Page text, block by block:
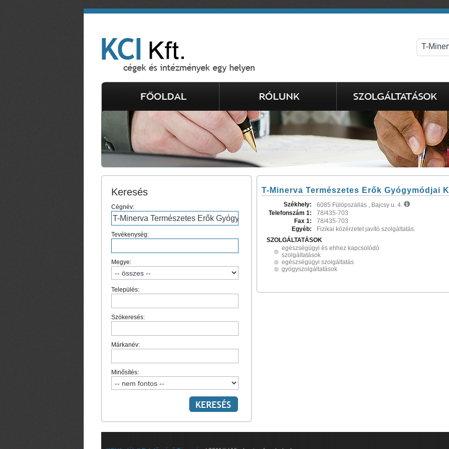
Keresés
Cégnév:
Tevékenység:
Megye:
Település:
Szókeresés:
Márkanév:
Minősítés:
T-Minerva Természetes Erők Gyógymódjai
Székhely:
6085 Fülöpszállás , Bajcsy u. 4.
Telefonszám 1:
78/435-703
Fax 1:
78/435-703
Egyéb:
Fizikai közérzetet javító szolgáltatás.
SZOLGÁLTATÁSOK
egészségügyi és ehhez kapcsolódó
szolgáltatások
egészségügyi szolgáltatás
gyógyszolgáltatások